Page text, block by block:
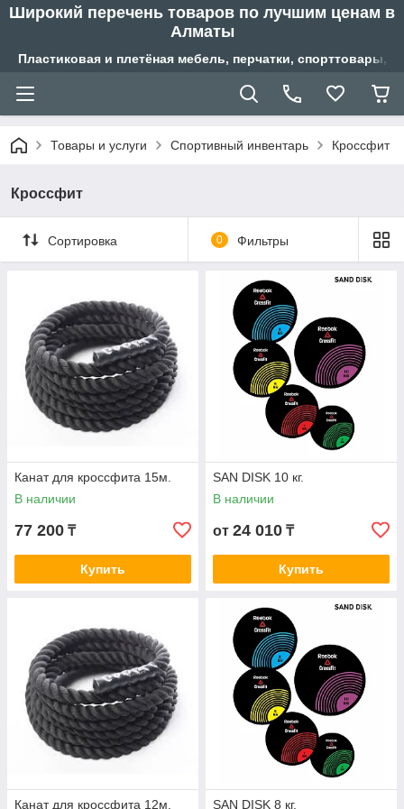
Широкий перечень товаров по лучшим ценам в
Алматы
Пластиковая и плетёная мебель, перчатки,
Товары и услуги Спортивный инвентарь Кроссфит
Кроссфит
Сортировка 0 Фильтры
Канат для кроссфита 15м.
В наличии
77 200 ₸
Купить
SAN DISK 10 кг.
В наличии
от 24 010 ₸
Купить
Канат для кроссфита 12м.
SAN DISK 8 кг.